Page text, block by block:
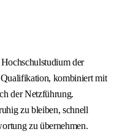
der
kombiniert mit
der Netzführung.
zu bleiben, schnell
zu übernehmen.